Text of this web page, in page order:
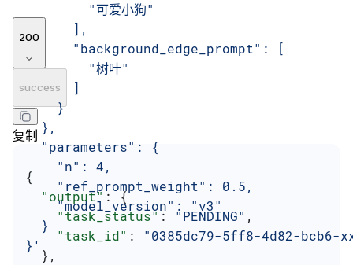
        "可爱小狗"
      ],
      "background_edge_prompt": [
        "树叶"
      ]
    }
  },
  "parameters": {
    "n": 4,
    "ref_prompt_weight": 0.5,
    "model_version": "v3"
  }
}'
200
success
复制
{
  "output"
: {
    "task_status"
: "PENDING" ,
    "task_id"
: "0385dc79-5ff8-4d82-bcb6-
  },